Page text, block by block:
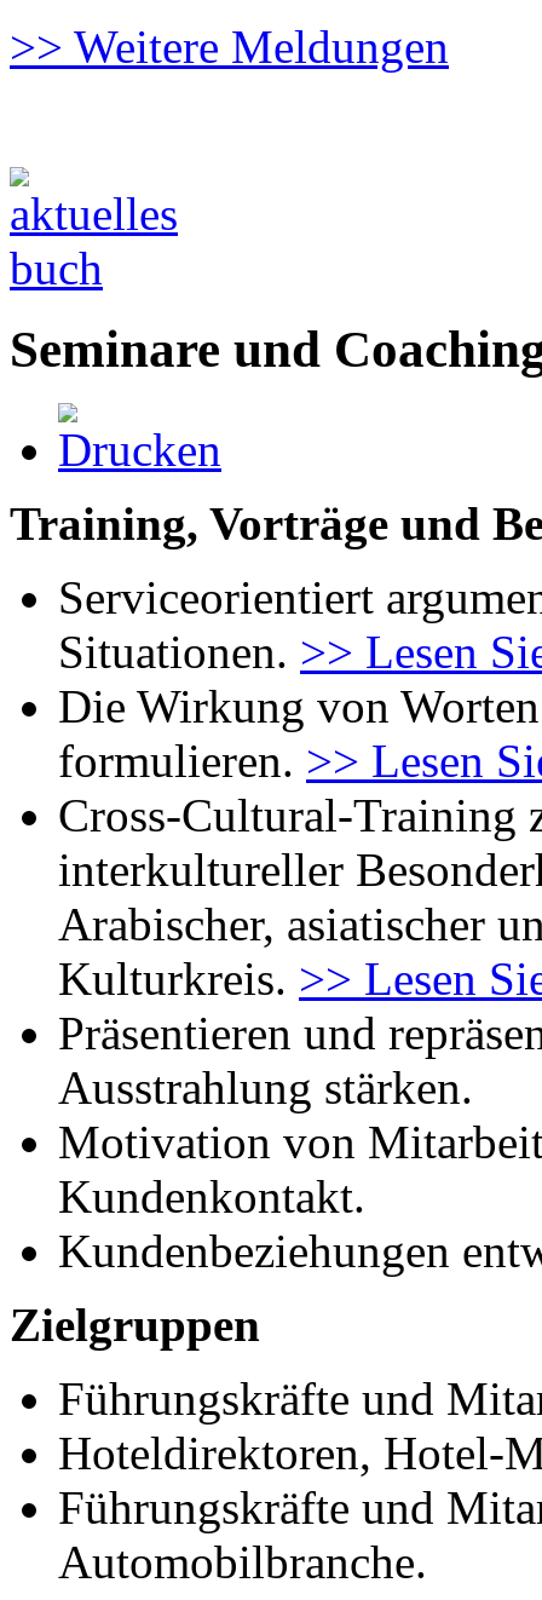
>> Weitere Meldungen
Seminare und
Training, Vorträge und
Serviceorientiert
Situationen. >> Lesen
Die Wirkung von
formulieren. >> Lesen
Cross-Cultural-Training
interkultureller
Arabischer, asiatischer
Kulturkreis. >> Lesen
Präsentieren und
Ausstrahlung stärken.
Motivation von
Kundenkontakt.
Kundenbeziehungen
Zielgruppen
Führungskräfte und
Hoteldirektoren, Hotel-
Führungskräfte und
Automobilbranche.